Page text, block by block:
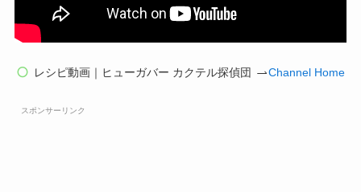
レシピ動画｜ヒューガバー カクテル探偵団 Channel Home
スポンサーリンク